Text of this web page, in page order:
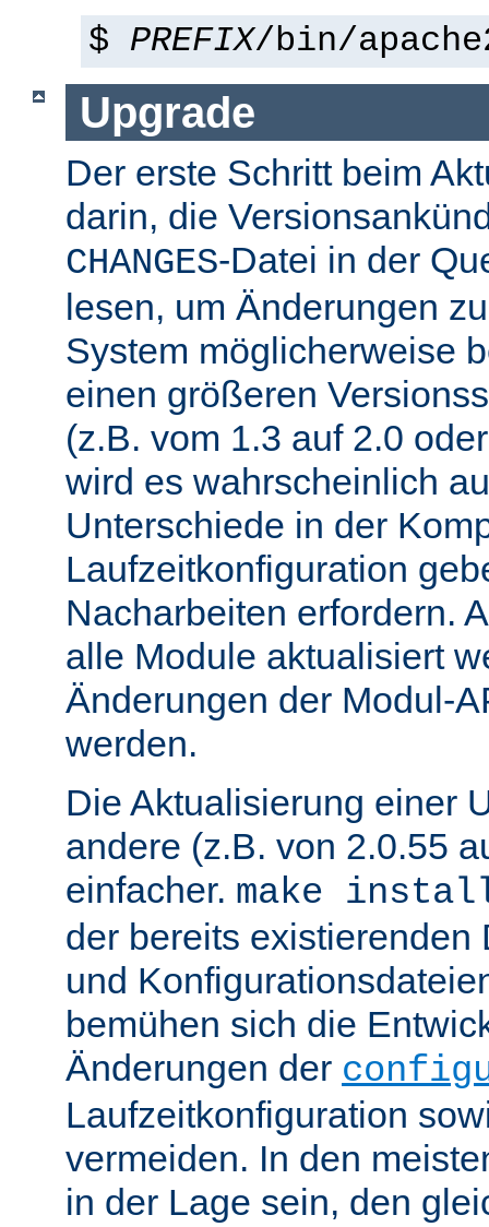
$ PREFIX/bin/
Upgrade
Der erste Schritt beim
darin, die
CHANGES-Datei in der
lesen, um Änderungen
System möglicherweise
einen größeren
(z.B. vom 1.3 auf 2.0
wird es wahrscheinlich
Unterschiede in der
Laufzeitkonfiguration
Nacharbeiten erfordern.
alle Module aktualisiert
Änderungen der Modul-
werden.
Die Aktualisierung einer
andere (z.B. von 2.0.55
einfacher. make
der bereits existierenden
und
bemühen sich die
Änderungen der
Laufzeitkonfiguration
vermeiden. In den
in der Lage sein, den